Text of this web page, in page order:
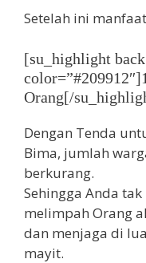
Setelah ini
[su_highlight
Orang[/
Dengan Tenda
Bima, jumlah
berkurang.
Sehingga Anda
melimpah Orang
dan menjaga di
mayit.